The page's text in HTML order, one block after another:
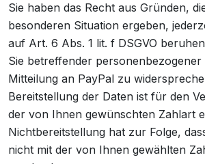
Sie haben das Recht aus Gründen,
besonderen Situation ergeben,
auf Art. 6 Abs. 1 lit. f DSGVO
Sie betreffender
Mitteilung an PayPal zu
Bereitstellung der Daten ist für den
der von Ihnen gewünschten Zahlart
Nichtbereitstellung hat zur Folge,
nicht mit der von Ihnen gewählten